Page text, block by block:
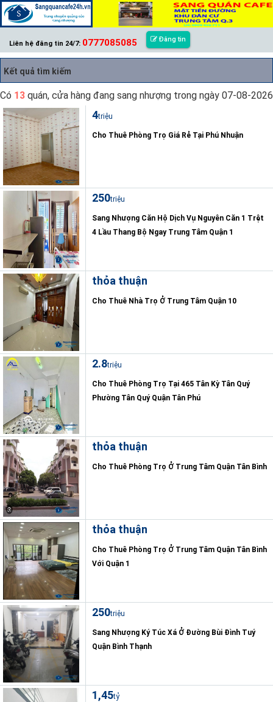
Liên hệ đăng tin 24/7: 0777085085 Đăng tin
Kết quả tìm kiếm
Có 13 quán, cửa hàng đang sang nhượng trong ngày 07-08-2026
4triệu
Cho Thuê Phòng Trọ Giá Rẻ Tại Phú Nhuận
250triệu
Sang Nhượng Căn Hộ Dịch Vụ Nguyên Căn 1 Trệt
4 Lầu Thang Bộ Ngay Trung Tâm Quận 1
thỏa thuận
Cho Thuê Nhà Trọ Ở Trung Tâm Quận 10
2.8triệu
Cho Thuê Phòng Trọ Tại 465 Tân Kỳ Tân Quý
Phường Tân Quý Quận Tân Phú
thỏa thuận
Cho Thuê Phòng Trọ Ở Trung Tâm Quận Tân Bình
thỏa thuận
Cho Thuê Phòng Trọ Ở Trung Tâm Quận Tân Bình
Với Quận 1
250triệu
Sang Nhượng Ký Túc Xá Ở Đường Bùi Đình Tuý
Quận Bình Thạnh
1,45tỷ